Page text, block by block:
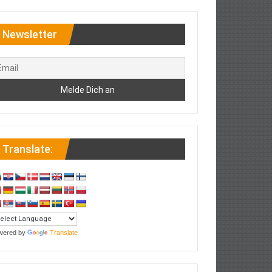
Newsletter
Translate:
by Translate